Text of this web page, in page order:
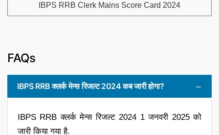
IBPS RRB Clerk Mains Score Card 2024
FAQs
IBPS RRB क्लर्क मेन्स रिजल्ट 2024 कब जारी होगा?
IBPS RRB क्लर्क मेन्स रिजल्ट 2024 1 जनवरी 2025 को
जारी किया गया है.